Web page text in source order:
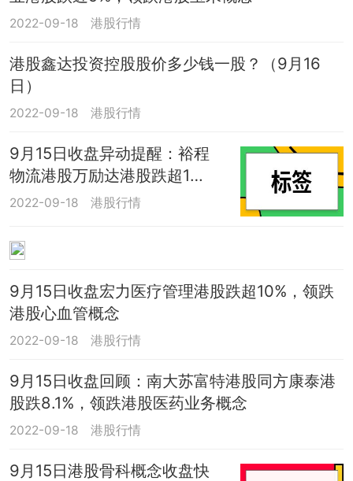
2022-09-18 港股行情
港股鑫达投资控股股价多少钱一股？（9月16
日）
2022-09-18 港股行情
9月15日收盘异动提醒：裕程
物流港股万励达港股跌超1
0%，港股标签概念报跌
2022-09-18 港股行情
9月15日收盘宏力医疗管理港股跌超10%，领跌
港股心血管概念
2022-09-18 港股行情
9月15日收盘回顾：南大苏富特港股同方康泰港
股跌8.1%，领跌港股医药业务概念
2022-09-18 港股行情
9月15日港股骨科概念收盘快